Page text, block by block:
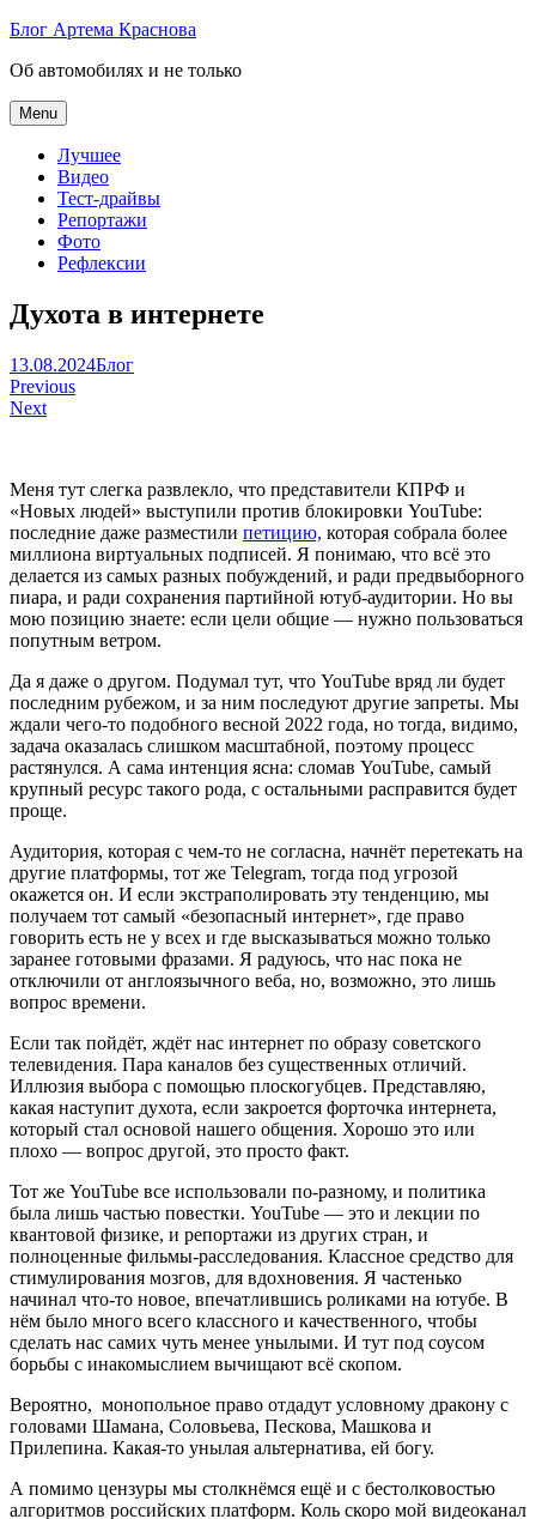
Skip
content
Блог Артема Краснова
Об автомобилях и не только
Menu
Лучшее
Видео
Тест-драйвы
Репортажи
Фото
Рефлексии
Духота в интернете
Артем
Краснов
13.08.2024Блог
Навигация
по
Previous
Next
Меня тут слегка развлекло, что представители КПРФ и
«Новых людей» выступили против блокировки YouTube:
последние даже разместили петицию, которая собрала более
миллиона виртуальных подписей. Я понимаю, что всё это
делается из самых разных побуждений, и ради предвыборного
пиара, и ради сохранения партийной ютуб-аудитории. Но вы
мою позицию знаете: если цели общие — нужно пользоваться
попутным ветром.
Да я даже о другом. Подумал тут, что YouTube вряд ли будет
последним рубежом, и за ним последуют другие запреты. Мы
ждали чего-то подобного весной 2022 года, но тогда, видимо,
задача оказалась слишком масштабной, поэтому процесс
растянулся. А сама интенция ясна: сломав YouTube, самый
крупный ресурс такого рода, с остальными расправится будет
проще.
Аудитория, которая с чем-то не согласна, начнёт перетекать на
другие платформы, тот же Telegram, тогда под угрозой
окажется он. И если экстраполировать эту тенденцию, мы
получаем тот самый «безопасный интернет», где право
говорить есть не у всех и где высказываться можно только
заранее готовыми фразами. Я радуюсь, что нас пока не
отключили от англоязычного веба, но, возможно, это лишь
вопрос времени.
Если так пойдёт, ждёт нас интернет по образу советского
телевидения. Пара каналов без существенных отличий.
Иллюзия выбора с помощью плоскогубцев. Представляю,
какая наступит духота, если закроется форточка интернета,
который стал основой нашего общения. Хорошо это или
плохо — вопрос другой, это просто факт.
Тот же YouTube все использовали по-разному, и политика
была лишь частью повестки. YouTube — это и лекции по
квантовой физике, и репортажи из других стран, и
полноценные фильмы-расследования. Классное средство для
стимулирования мозгов, для вдохновения. Я частенько
начинал что-то новое, впечатлившись роликами на ютубе. В
нём было много всего классного и качественного, чтобы
сделать нас самих чуть менее унылыми. И тут под соусом
борьбы с инакомыслием вычищают всё скопом.
Вероятно, монопольное право отдадут условному дракону с
головами Шамана, Соловьева, Пескова, Машкова и
Прилепина. Какая-то унылая альтернатива, ей богу.
А помимо цензуры мы столкнёмся ещё и с бестолковостью
алгоритмов российских платформ. Коль скоро мой видеоканал